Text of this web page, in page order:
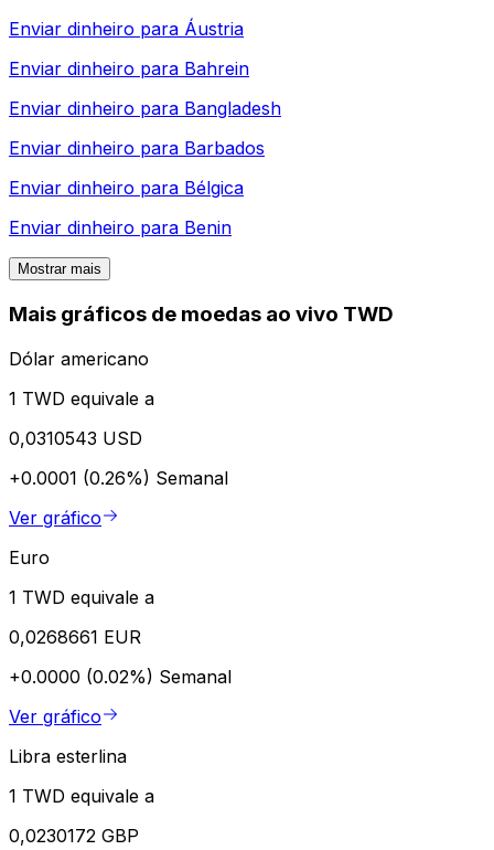
Enviar dinheiro para Áustria
Enviar dinheiro para Bahrein
Enviar dinheiro para Bangladesh
Enviar dinheiro para Barbados
Enviar dinheiro para Bélgica
Enviar dinheiro para Benin
Mostrar mais
Mais gráficos de moedas ao vivo TWD
Dólar americano
1 TWD equivale a
0,0310543 USD
+0.0001 (0.26%) Semanal
Ver gráfico
Euro
1 TWD equivale a
0,0268661 EUR
+0.0000 (0.02%) Semanal
Ver gráfico
Libra esterlina
1 TWD equivale a
0,0230172 GBP